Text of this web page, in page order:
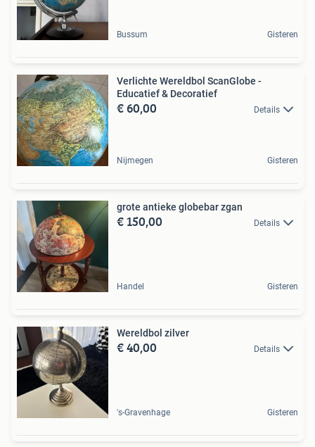
Bussum Gisteren
Verlichte Wereldbol ScanGlobe -
Educatief & Decoratief
€ 60,00 Details
Nijmegen Gisteren
grote antieke globebar zgan
€ 150,00 Details
Handel Gisteren
Wereldbol zilver
€ 40,00 Details
's-Gravenhage Gisteren